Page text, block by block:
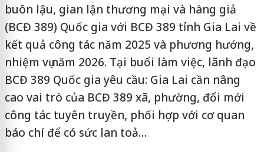
buôn lậu, gian lận thương mại và hàng giả
(BCĐ 389) Quốc gia với BCĐ 389 tỉnh Gia Lai về
kết quả công tác năm 2025 và phương hướng,
nhiệm vụ năm 2026. Tại buổi làm việc, lãnh đạo
BCĐ 389 Quốc gia yêu cầu: Gia Lai cần nâng
cao vai trò của BCĐ 389 xã, phường, đổi mới
công tác tuyên truyền, phối hợp với cơ quan
báo chí để có sức lan toả…